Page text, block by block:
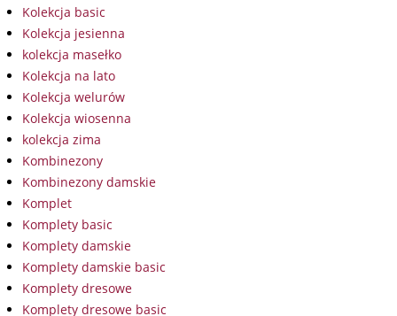
Kolekcja basic
Kolekcja jesienna
kolekcja masełko
Kolekcja na lato
Kolekcja welurów
Kolekcja wiosenna
kolekcja zima
Kombinezony
Kombinezony damskie
Komplet
Komplety basic
Komplety damskie
Komplety damskie basic
Komplety dresowe
Komplety dresowe basic